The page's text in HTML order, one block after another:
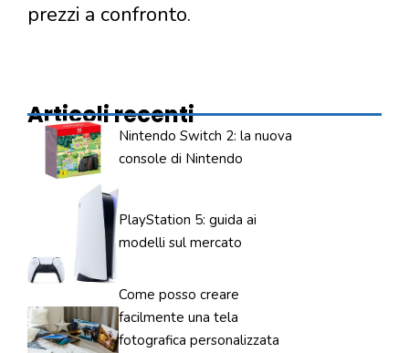
prezzi a confronto.
Articoli recenti
Nintendo Switch 2: la nuova
console di Nintendo
PlayStation 5: guida ai
modelli sul mercato
Come posso creare
facilmente una tela
fotografica personalizzata